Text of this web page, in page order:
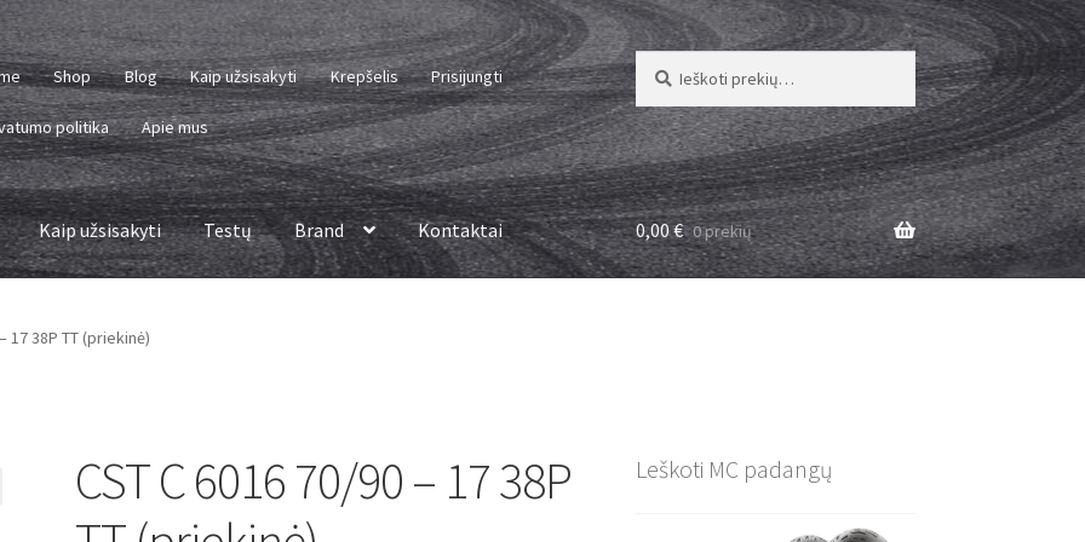
Shop Blog Kaip užsisakyti Krepšelis Prisijungti
politika Apie mus
Ieškoti:
Ieškoti
Kaip užsisakyti Testų Brand Kontaktai 0,00€ 0 prekių
17 38P TT (priekinė)
CST C 6016 70/90 – 17 38P
Leškoti MC padangų